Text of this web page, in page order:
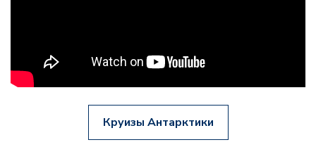
Круизы Антарктики